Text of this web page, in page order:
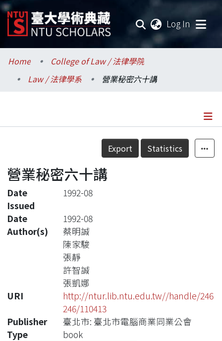
Log In
Communities & Collections
Research Outputs
Statistics
Home
College of Law / 法律學院
Law / 法律學系
營業秘密六十講
Details
Export Statistics
營業秘密六十講
Date
Issued
1992-08
Date
1992-08
Author(s)
蔡明誠
陳家駿
張靜
許智誠
張凱娜
URI
http://ntur.lib.ntu.edu.tw//handle/246
246/110413
Publisher
臺北市: 臺北市電腦商業同業公會
Type
book